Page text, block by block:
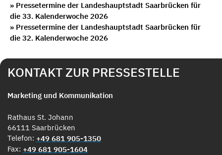
» Pressetermine der Landeshauptstadt Saarbrücken für
die 33. Kalenderwoche 2026
» Pressetermine der Landeshauptstadt Saarbrücken für
die 32. Kalenderwoche 2026
KONTAKT ZUR PRESSESTELLE
Marketing und Kommunikation
Rathaus St. Johann
66111 Saarbrücken
Telefon: +49 681 905-1350
Fax: +49 681 905-1604